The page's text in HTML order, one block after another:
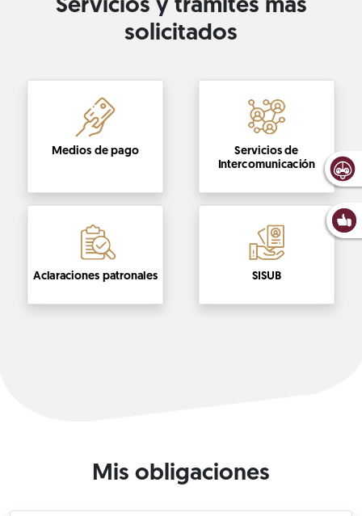
Servicios y trámites más
solicitados
Medios de pago Servicios de
Intercomunicación
Aclaraciones patronales SISUB
Mis obligaciones